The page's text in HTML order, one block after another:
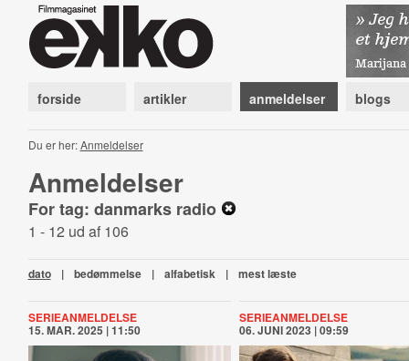
forside artikler anmeldelser blogs
Du er her:Anmeldelser
Anmeldelser
For tag: danmarks radio
1 - 12 ud af 106
dato | bedømmelse | alfabetisk | mest læste
SERIEANMELDELSE
15. MAR. 2025 | 11:50
SERIEANMELDELSE
06. JUNI 2023 | 09:59